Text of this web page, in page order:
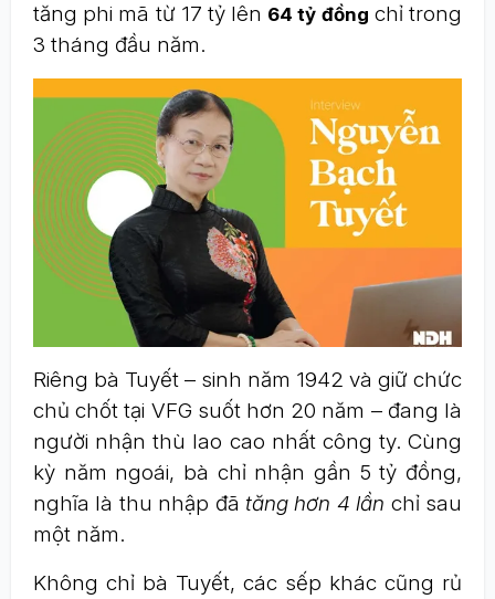
tăng phi mã từ 17 tỷ lên 64 tỷ đồng chỉ trong
3 tháng đầu năm.
Riêng bà Tuyết – sinh năm 1942 và giữ chức
chủ chốt tại VFG suốt hơn 20 năm – đang là
người nhận thù lao cao nhất công ty. Cùng
kỳ năm ngoái, bà chỉ nhận gần 5 tỷ đồng,
nghĩa là thu nhập đã tăng hơn 4 lần chỉ sau
một năm.
Không chỉ bà Tuyết, các sếp khác cũng rủ